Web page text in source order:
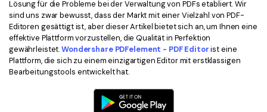
Lösung für die Probleme bei der Verwaltung von PDFs etabliert. Wir
sind uns zwar bewusst, dass der Markt mit einer Vielzahl von PDF-
Editoren gesättigt ist, aber dieser Artikel bietet sich an, um Ihnen eine
effektive Plattform vorzustellen, die Qualität in Perfektion
gewährleistet.Wondershare PDFelement - PDF Editorist eine
Plattform, die sich zu einem einzigartigen Editor mit erstklassigen
Bearbeitungstools entwickelt hat.